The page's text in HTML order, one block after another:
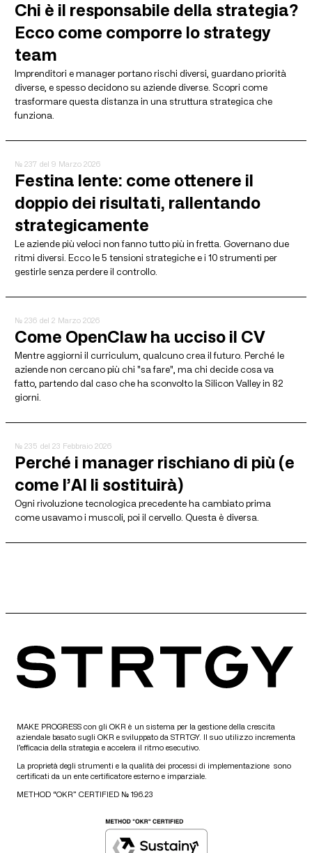
Chi è il responsabile della strategia?
Ecco come comporre lo strategy
team
Imprenditori e manager portano rischi diversi, guardano priorità
diverse, e spesso decidono su aziende diverse. Scopri come
trasformare questa distanza in una struttura strategica che
funziona.
№ 237 del 9 Marzo 2026
Festina lente: come ottenere il
doppio dei risultati, rallentando
strategicamente
Le aziende più veloci non fanno tutto più in fretta. Governano due
ritmi diversi. Ecco le 5 tensioni strategiche e i 10 strumenti per
gestirle senza perdere il controllo.
№ 236 del 2 Marzo 2026
Come OpenClaw ha ucciso il CV
Mentre aggiorni il curriculum, qualcuno crea il futuro. Perché le
aziende non cercano più chi "sa fare", ma chi decide cosa va
fatto, partendo dal caso che ha sconvolto la Silicon Valley in 82
giorni.
№ 235 del 23 Febbraio 2026
Perché i manager rischiano di più (e
come l’AI li sostituirà)
Ogni rivoluzione tecnologica precedente ha cambiato prima
come usavamo i muscoli, poi il cervello. Questa è diversa.
MAKE PROGRESS con gli OKR è un sistema per la gestione della crescita
aziendale basato sugli OKR e sviluppato da STRTGY. Il suo utilizzo incrementa
l’efficacia della strategia e accelera il ritmo esecutivo.
La proprietà degli strumenti e la qualità dei processi di implementazione sono
certificati da un ente certificatore esterno e imparziale.
METHOD “OKR” CERTIFIED № 196.23